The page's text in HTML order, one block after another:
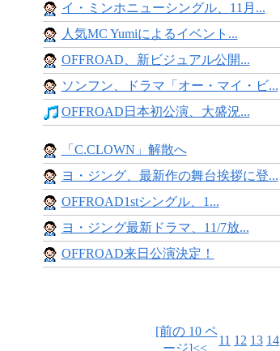
イ・ミンホニューシングル、11月...
人気MC Yumiによるイベント...
OFFROAD、新ビジュアル公開...
ソンフン、ドラマ「オー・マイ・ビ...
OFFROAD日本初公演、大盛況...
「C.CLOWN」解散へ
ヨ・ジング、最新作の舞台挨拶に登...
OFFROAD1stシングル、1...
ヨ・ジング最新ドラマ、11/7放...
OFFROAD来日公演決定！
[前の 10 ペ
ージ]<<
11 12 13 14